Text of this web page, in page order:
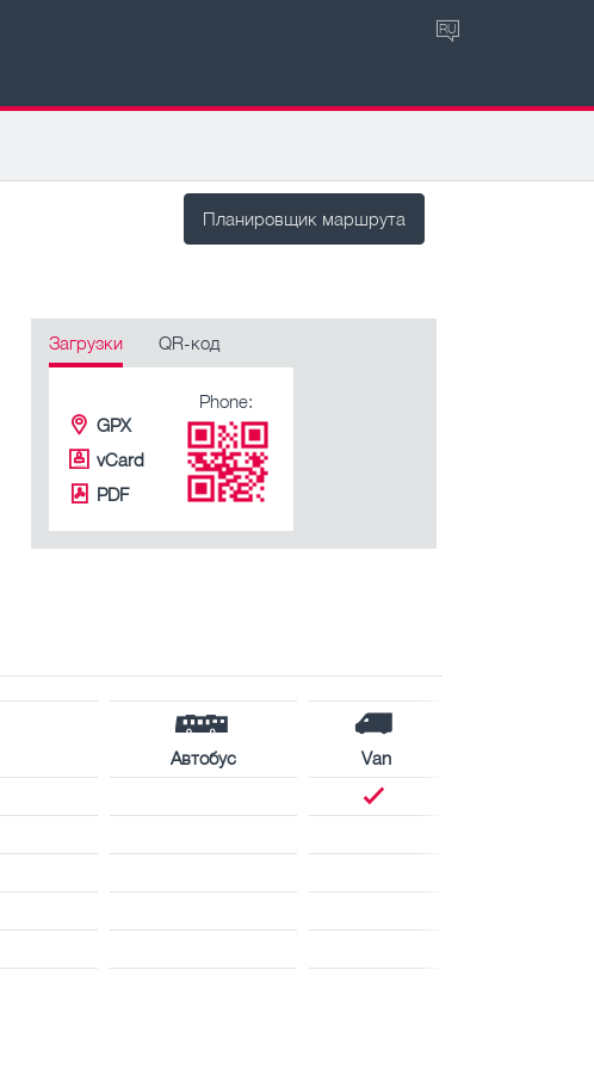
RU
Планировщик маршрута
Загрузки QR-код
GPX
vCard
PDF
Phone:
Автобус
Van